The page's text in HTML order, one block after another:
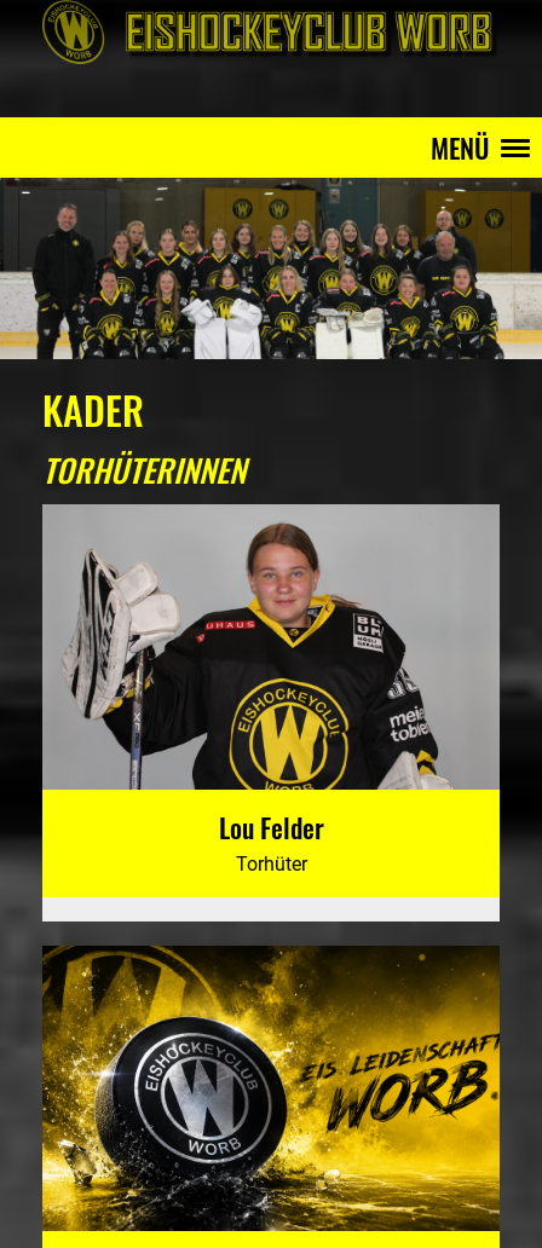
MENÜ
KADER
TORHÜTERINNEN
Lou Felder
Torhüter